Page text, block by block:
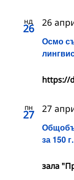
нд
26
Осмо
26
https://
пн
27
за 150
27
зала